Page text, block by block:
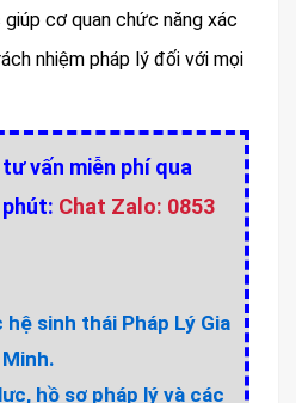
cơ quan chức năng xác
nhiệm pháp lý đối với mọi
vấn miễn phí qua
Chat Zalo: 0853
sinh thái Pháp Lý Gia
Minh.
hồ sơ pháp lý và các